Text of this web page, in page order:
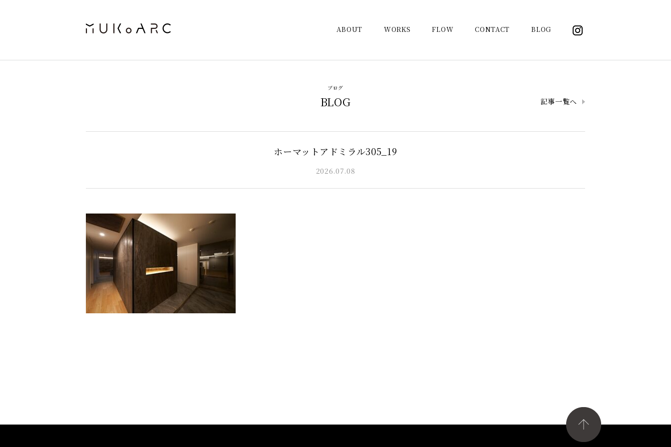
ABOUT WORKS FLOW CONTACT BLOG
ブログ
BLOG 記事一覧へ
ホーマットアドミラル305_19
2026.07.08